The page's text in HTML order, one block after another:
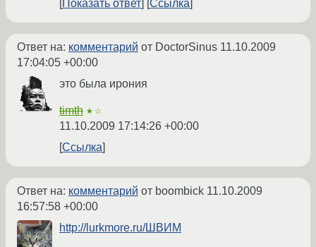
Показать ответ
Ссылка
Ответ на: комментарий от DoctorSinus 11.10.2009
17:04:05 +00:00
это была ирония
timth ★☆
11.10.2009 17:14:26 +00:00
Ссылка
Ответ на: комментарий от boombick 11.10.2009
16:57:58 +00:00
http://lurkmore.ru/ШВИМ